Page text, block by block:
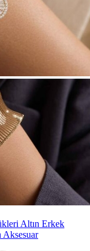
Altın Erkek
Aksesuar